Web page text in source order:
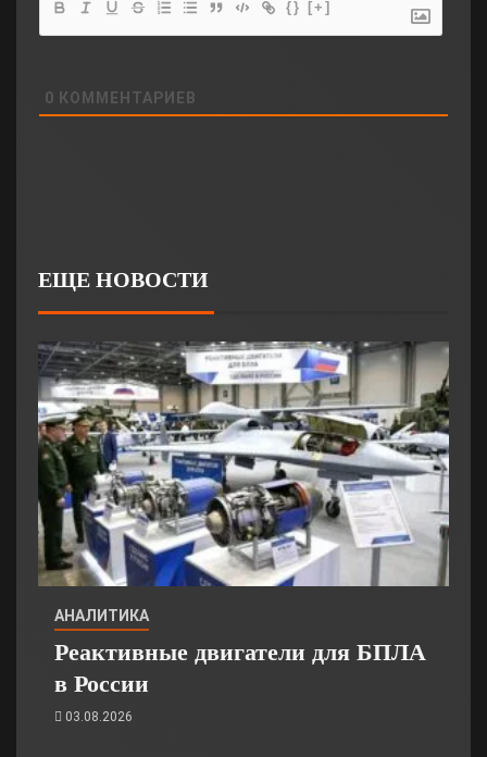
{} [+]
0 КОММЕНТАРИЕВ
ЕЩЕ НОВОСТИ
АНАЛИТИКА
Реактивные двигатели для БПЛА
в России
03.08.2026